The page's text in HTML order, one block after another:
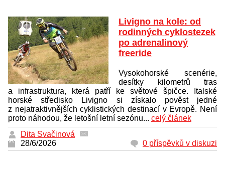
Livigno na kole: od
rodinných cyklostezek
po adrenalinový
freeride
Vysokohorské scenérie,
desítky kilometrů tras
a infrastruktura, která patří ke světové špičce. Italské
horské středisko Livigno si získalo pověst jedné
z nejatraktivnějších cyklistických destinací v Evropě. Není
proto náhodou, že letošní letní sezónu... celý článek
Dita Svačinová
28/6/2026
0 příspěvků v diskuzi